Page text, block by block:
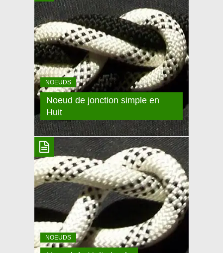
NOEUD DE BOUCLE EN HUIT
Voici un noeud obligatoire à connaitre pour toutes
sorties qui sort des sentiers battus! Vous ne pouvez
pas vous en passer, il vous servira dès le début de la
discipline! Autres noms d’usage: Huit de plein poing,
Huit gansé, Huit double. Ce Noeud sert
principalement pour le blocage d’un cordage,
l’ancrage d’un grimpeur/slackeur/cayoneur ou toutes
NOEUDS
Noeud de jonction simple en
Huit
NOEUD DE JONCTION SIMPLE
EN HUIT
Le Huit de jonction simple sert tout simplement à
relier deux cordes et elles peuvent être de diamètre
différentes. Pour relier deux cordes, c’est celui ci par
défaut si vous n’en connaissez aucun! Autres noms
d’usage: le Huit de jonction, Huit tressé, Huit en
double. Il peut évidement être utilisé pour le
raboutage de corde
NOEUDS